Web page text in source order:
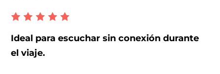
Ideal para escuchar sin conexión durante
el viaje.